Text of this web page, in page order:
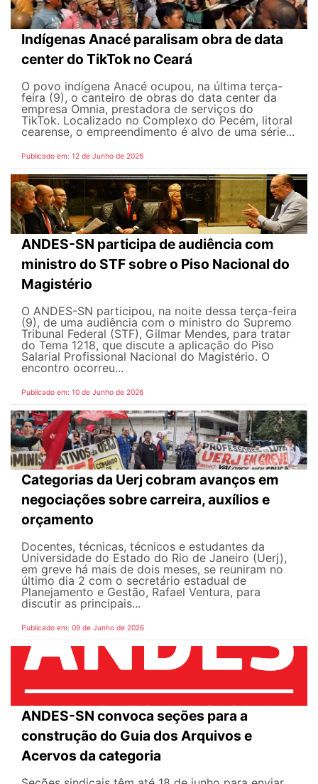
Indígenas Anacé paralisam obra de data
center do TikTok no Ceará
O povo indígena Anacé ocupou, na última terça-
feira (9), o canteiro de obras do data center da
empresa Omnia, prestadora de serviços do
TikTok. Localizado no Complexo do Pecém, litoral
cearense, o empreendimento é alvo de uma série...
Publicado em: 12 de Junho de 2026
ANDES-SN participa de audiência com
ministro do STF sobre o Piso Nacional do
Magistério
O ANDES-SN participou, na noite dessa terça-feira
(9), de uma audiência com o ministro do Supremo
Tribunal Federal (STF), Gilmar Mendes, para tratar
do Tema 1218, que discute a aplicação do Piso
Salarial Profissional Nacional do Magistério. O
encontro ocorreu...
Publicado em: 10 de Junho de 2026
Categorias da Uerj cobram avanços em
negociações sobre carreira, auxílios e
orçamento
Docentes, técnicas, técnicos e estudantes da
Universidade do Estado do Rio de Janeiro (Uerj),
em greve há mais de dois meses, se reuniram no
último dia 2 com o secretário estadual de
Planejamento e Gestão, Rafael Ventura, para
discutir as principais...
Publicado em: 09 de Junho de 2026
ANDES-SN convoca seções para a
construção do Guia dos Arquivos e
Acervos da categoria